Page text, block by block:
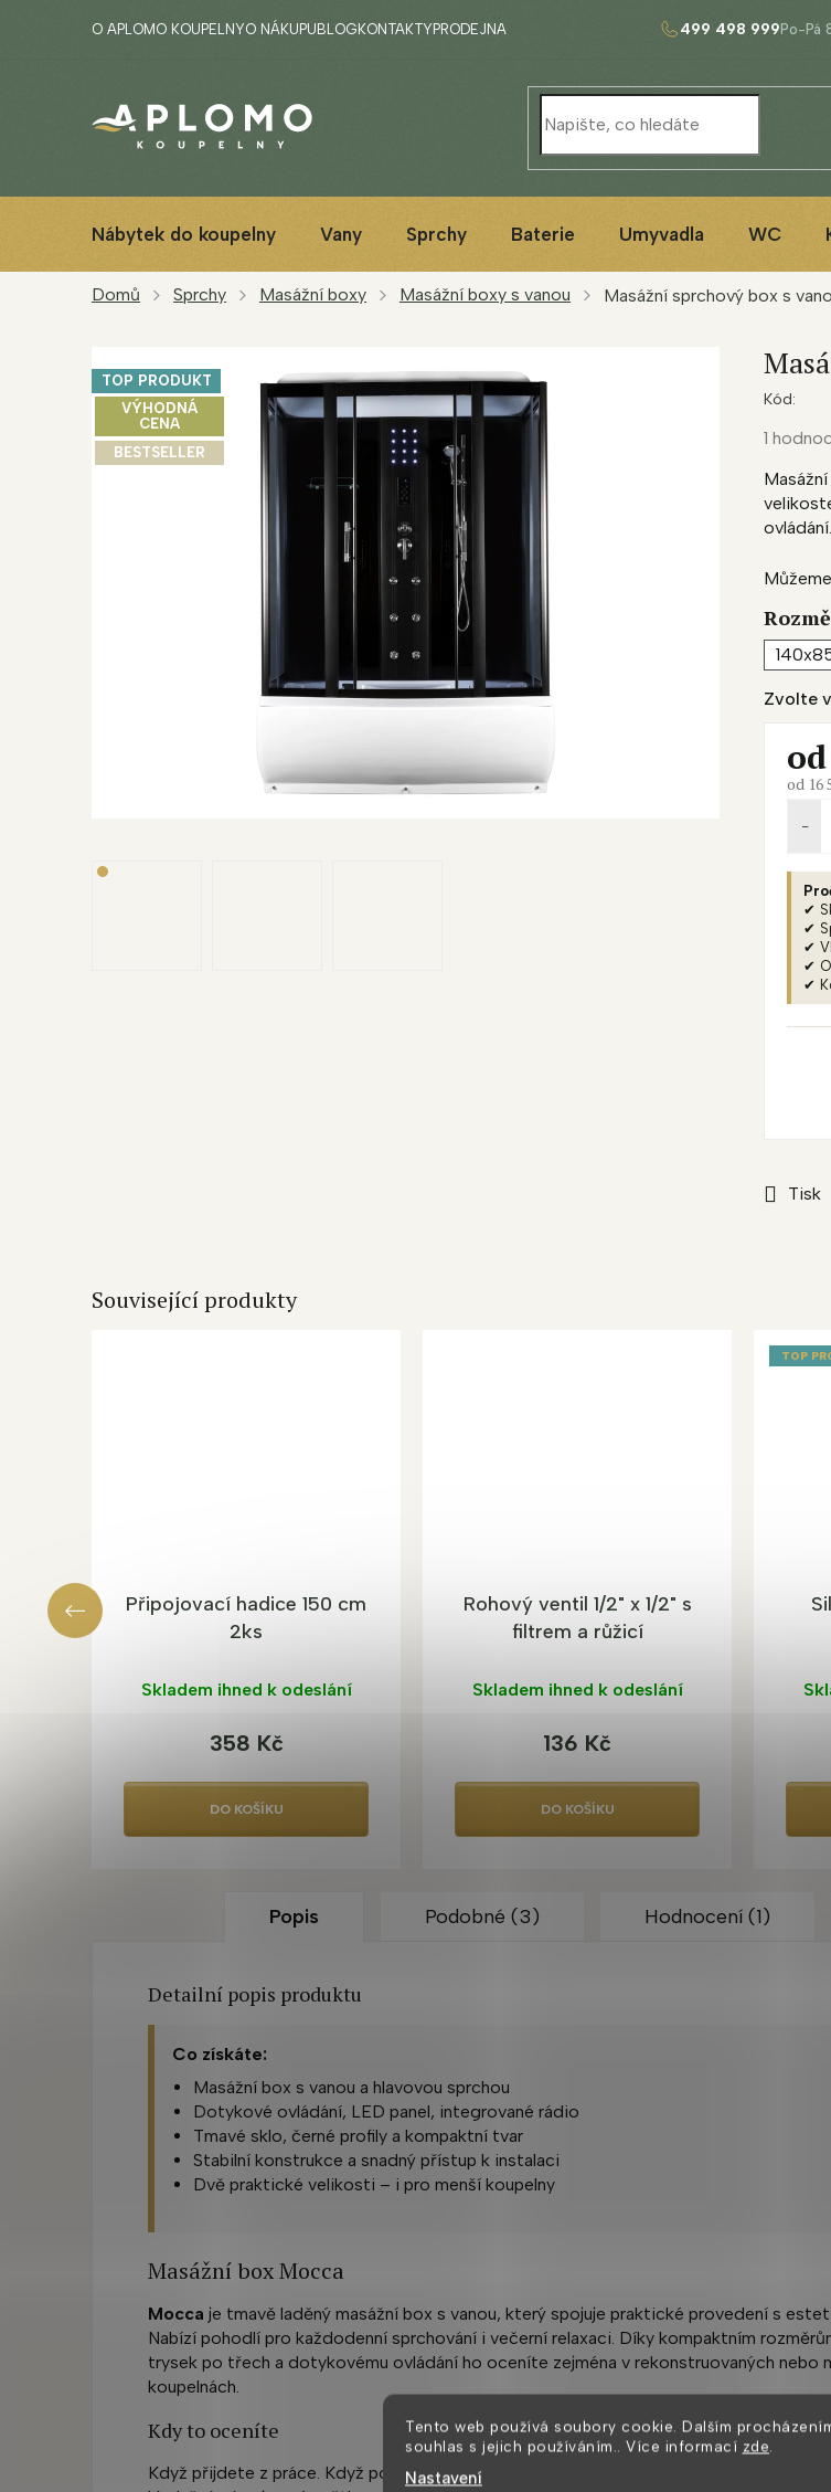
Tento web používá soubory cookie. Dalším
souhlas s jejich používáním.. Více informací zde.
Nastavení
499 498 999
O APLOMO KOUPELNYO NÁKUPU BLOG KONTAKTY PRODEJNA
Nábytek do koupelny Vany Sprchy Baterie Umyvadla WC
Domů Sprchy Masážní boxy Masážní boxy s vanou Masážní sprchový box s
TOP PRODUKT
VÝHODNÁ
CENA
BESTSELLER
Zvolte
ovládání.
Tisk
Kód:
je
3,0
5
1
od
od 16
✔
✔
✔
✔
✔
Související produkty
Připojovací hadice 150 cm
2ks
Skladem ihned k odeslání
358 Kč
DO KOŠÍKU
Rohový ventil 1/2" x 1/2" s
filtrem a růžicí
Skladem ihned k odeslání
136 Kč
DO KOŠÍKU
TOP
Popis Podobné (3) Hodnocení (1)
Detailní popis produktu
Co získáte:
Masážní box s vanou a hlavovou sprchou
Dotykové ovládání, LED panel, integrované rádio
Tmavé sklo, černé profily a kompaktní tvar
Stabilní konstrukce a snadný přístup k instalaci
Dvě praktické velikosti – i pro menší koupelny
Masážní box Mocca
Mocca je tmavě laděný masážní box s vanou, který spojuje praktické provedení s
Nabízí pohodlí pro každodenní sprchování i večerní relaxaci. Díky kompaktním
trysek po třech a dotykovému ovládání ho oceníte zejména v rekonstruovaných nebo
koupelnách.
Kdy to oceníte
Když přijdete z práce. Když potřebujete vypnout. Ticho v koupelně, stiskem tlačítka